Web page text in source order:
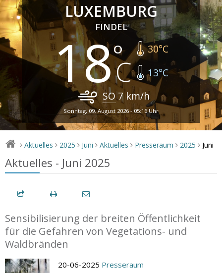
LUXEMBURG
FINDEL
18 30°C
13°C
SO7 km/h
Sonntag, 09. August 2026 - 05:16 Uhr
> Aktuelles > 2025 > Juni > Aktuelles > Presseraum > 2025 > Juni
Aktuelles - Juni 2025
Sensibilisierung der breiten Öffentlichkeit
für die Gefahren von Vegetations- und
Waldbränden
20-06-2025 Presseraum